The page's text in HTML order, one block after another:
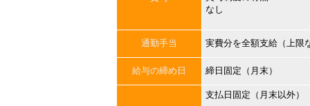
なし
通勤手当 実費分を全額支給（上限
給与の締め日 締日固定（月末）
支払日固定（月末以外）